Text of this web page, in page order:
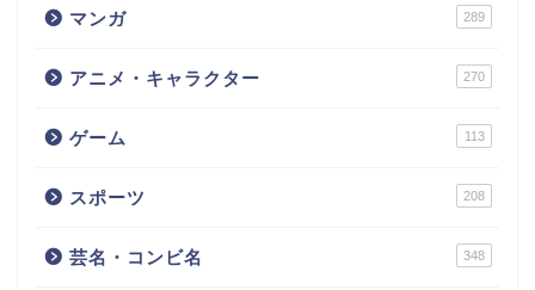
マンガ 289
アニメ・キャラクター 270
ゲーム 113
スポーツ 208
芸名・コンビ名 348